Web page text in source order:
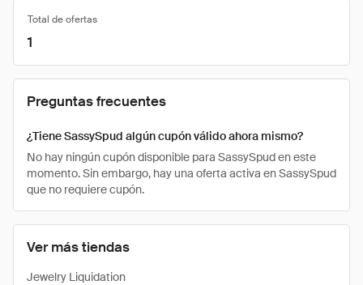
Ver más tiendas
Jewelry Liquidation
Total de ofertas
1
Preguntas frecuentes
¿Tiene SassySpud algún cupón válido ahora mismo?
No hay ningún cupón disponible para SassySpud en este
momento. Sin embargo, hay una oferta activa en SassySpud
que no requiere cupón.